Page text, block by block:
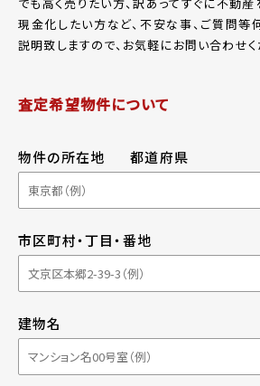
現金化したい方など、 不安な事、ご質問等
説明致しますので、お気軽にお問い合わせく
査定希望物件について
物件の所在地 都道府県
市区町村・丁目・番地
建物名